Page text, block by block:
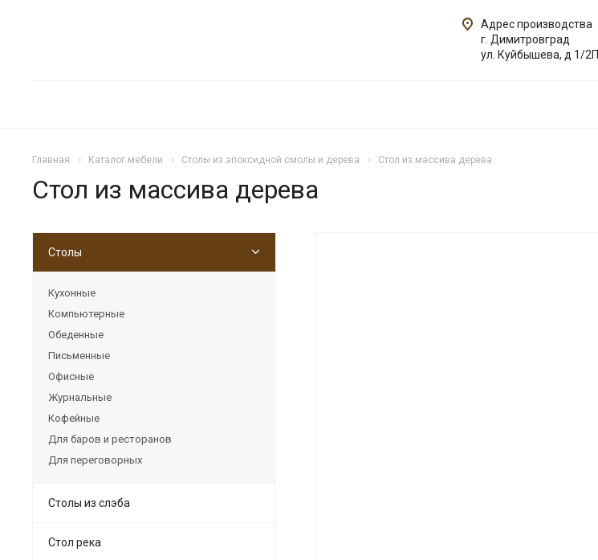
Адрес производства
г. Димитровград
ул. Куйбышева, д 1/2П
Главная Каталог мебели Столы из эпоксидной смолы и дерева Стол из массива дерева
Стол из массива дерева
Столы
Кухонные
Компьютерные
Обеденные
Письменные
Офисные
Журнальные
Кофейные
Для баров и ресторанов
Для переговорных
Столы из слэба
Стол река